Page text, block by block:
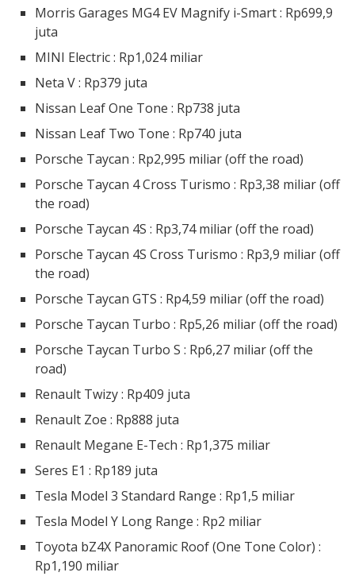
Morris Garages MG4 EV Magnify i-Smart : Rp699,9
juta
MINI Electric : Rp1,024 miliar
Neta V : Rp379 juta
Nissan Leaf One Tone : Rp738 juta
Nissan Leaf Two Tone : Rp740 juta
Porsche Taycan : Rp2,995 miliar (off the road)
Porsche Taycan 4 Cross Turismo : Rp3,38 miliar (off
the road)
Porsche Taycan 4S : Rp3,74 miliar (off the road)
Porsche Taycan 4S Cross Turismo : Rp3,9 miliar (off
the road)
Porsche Taycan GTS : Rp4,59 miliar (off the road)
Porsche Taycan Turbo : Rp5,26 miliar (off the road)
Porsche Taycan Turbo S : Rp6,27 miliar (off the
road)
Renault Twizy : Rp409 juta
Renault Zoe : Rp888 juta
Renault Megane E-Tech : Rp1,375 miliar
Seres E1 : Rp189 juta
Tesla Model 3 Standard Range : Rp1,5 miliar
Tesla Model Y Long Range : Rp2 miliar
Toyota bZ4X Panoramic Roof (One Tone Color) :
Rp1,190 miliar